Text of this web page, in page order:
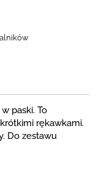
paski. To
rękawkami.
Do zestawu